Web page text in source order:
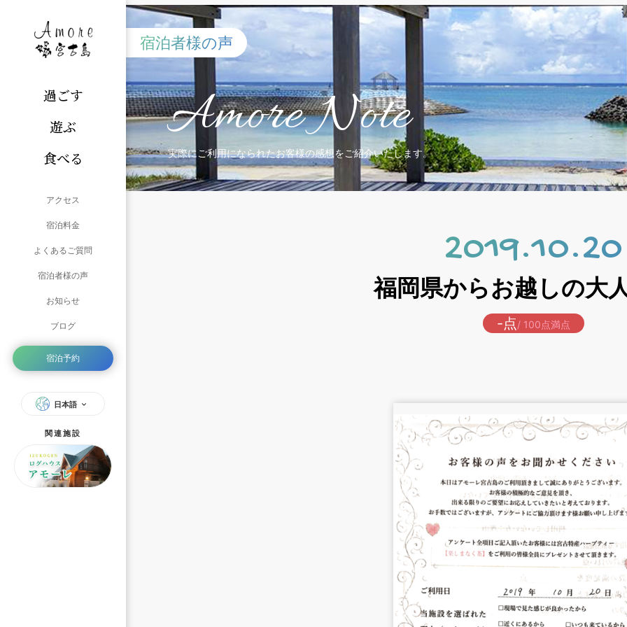
過ごす
遊ぶ
食べる
アクセス
宿泊料金
よくあるご質問
宿泊者様の声
お知らせ
ブログ
宿泊予約
日本語
関連施設
宿泊者様の声
Amore Note
実際にご利用になられたお客様の感想をご紹介いたします。
2019.10.20
福岡県からお越しの大
-点/ 100点満点